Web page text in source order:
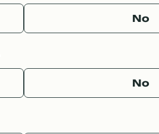
No
No